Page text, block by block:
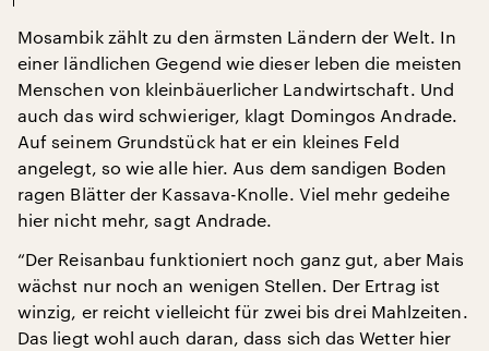
Mosambik zählt zu den ärmsten Ländern der Welt. In
einer ländlichen Gegend wie dieser leben die meisten
Menschen von kleinbäuerlicher Landwirtschaft. Und
auch das wird schwieriger, klagt Domingos Andrade.
Auf seinem Grundstück hat er ein kleines Feld
angelegt, so wie alle hier. Aus dem sandigen Boden
ragen Blätter der Kassava-Knolle. Viel mehr gedeihe
hier nicht mehr, sagt Andrade.
“Der Reisanbau funktioniert noch ganz gut, aber Mais
wächst nur noch an wenigen Stellen. Der Ertrag ist
winzig, er reicht vielleicht für zwei bis drei Mahlzeiten.
Das liegt wohl auch daran, dass sich das Wetter hier